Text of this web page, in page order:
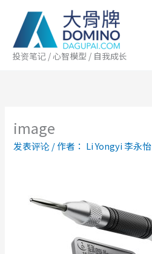
投资笔记 / 心智模型 / 自我成长
image
发表评论/ 作者： Li Yongyi 李永怡